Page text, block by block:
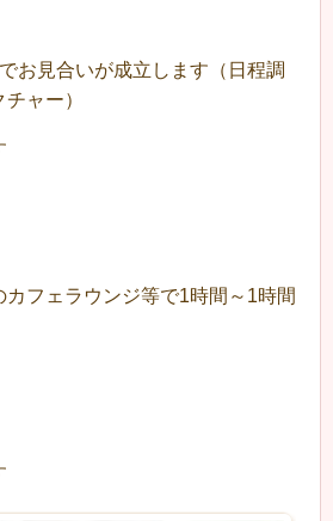
お見合いが成立します（日程調
ャー）
フェラウンジ等で1時間～1時間